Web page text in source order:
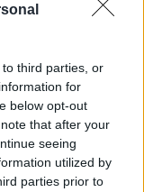
third parties, or
for
below opt-out
that after your
seeing
utilized by
parties prior to